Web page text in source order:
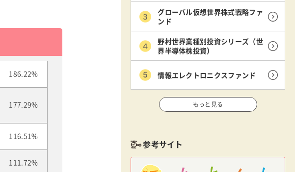
186.22%
177.29%
116.51%
111.72%
グローバル仮想世界株式戦略ファ
ンド
野村世界業種別投資シリーズ（世
界半導体株投資）
情報エレクトロニクスファンド
もっと見る
参考サイト